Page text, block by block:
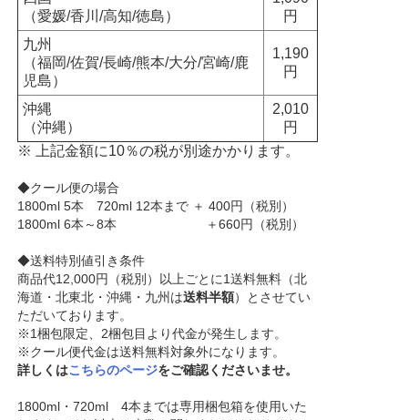
（愛媛/香川/高知/徳島）
円
九州
（福岡/佐賀/長崎/熊本/大分/宮崎/鹿
児島）
1,190
円
沖縄
（沖縄）
2,010
円
※ 上記金額に10％の税が別途かかります。
◆クール便の場合
1800ml 5本 720ml 12本まで ＋ 400円（税別）
1800ml 6本～8本 ＋660円（税別）
◆送料特別値引き条件
商品代12,000円（税別）以上ごとに1送料無料（北
海道・北東北・沖縄・九州は送料半額）とさせてい
ただいております。
※1梱包限定、2梱包目より代金が発生します。
※クール便代金は送料無料対象外になります。
詳しくはこちらのページをご確認くださいませ。
1800ml・720ml 4本までは専用梱包箱を使用いた